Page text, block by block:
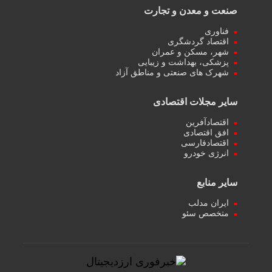
صنعت و معدن و تجارت
فناوری
اقتصاد گردشگری
شهر، مسکن و عمران
پزشکی، بهداشت و زیبایی
شهرک های صنعتی و مناطق آزاد
سایر مجلات اقتصادی
اقتصادآفرین
افق اقتصادی
اقتصادفارسی
انرژی خودرو
سایر منابع
ایران مدلب
متخصص سئو